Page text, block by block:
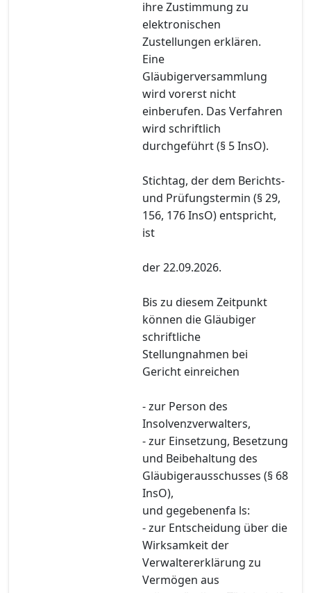
ihre Zustimmung zu
elektronischen
Zustellungen erklären.
Eine
Gläubigerversammlung
wird vorerst nicht
einberufen. Das Verfahren
wird schriftlich
durchgeführt (§ 5 InsO).
Stichtag, der dem Berichts-
und Prüfungstermin (§ 29,
156, 176 InsO) entspricht,
ist
der 22.09.2026.
Bis zu diesem Zeitpunkt
können die Gläubiger
schriftliche
Stellungnahmen bei
Gericht einreichen
- zur Person des
Insolvenzverwalters,
- zur Einsetzung, Besetzung
und Beibehaltung des
Gläubigerausschusses (§ 68
InsO),
und gegebenenfa ls:
- zur Entscheidung über die
Wirksamkeit der
Verwaltererklärung zu
Vermögen aus